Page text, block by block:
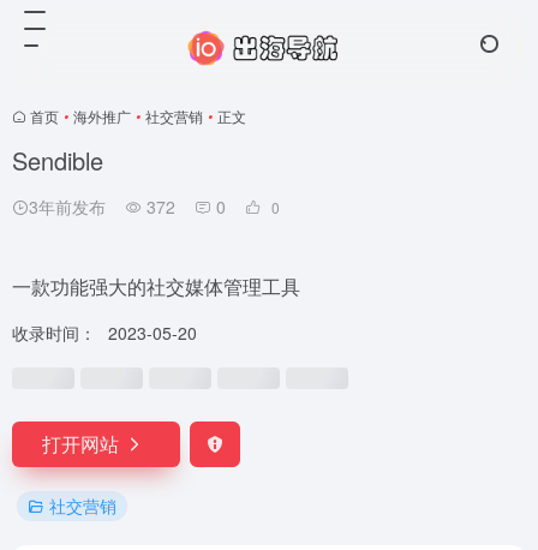
首页 • 海外推广 • 社交营销 • 正文
Sendible
3年前发布 372 0 0
一款功能强大的社交媒体管理工具
收录时间： 2023-05-20
打开网站
社交营销